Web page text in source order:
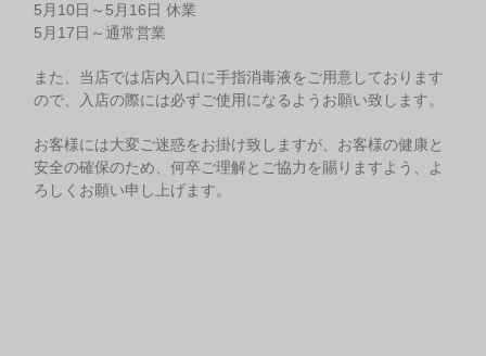
5月10日～5月16日 休業
5月17日～通常営業
また、当店では店内入口に手指消毒液をご用意しております
ので、入店の際には必ずご使用になるようお願い致します。
お客様には大変ご迷惑をお掛け致しますが、お客様の健康と
安全の確保のため、何卒ご理解とご協力を賜りますよう、よ
ろしくお願い申し上げます。